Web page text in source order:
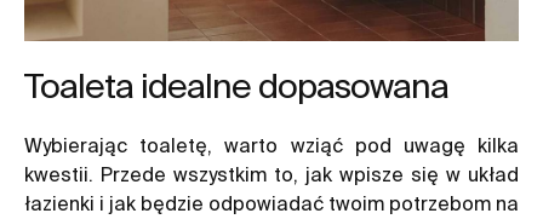
Toaleta idealne dopasowana
Wybierając toaletę, warto wziąć pod uwagę kilka
kwestii. Przede wszystkim to, jak wpisze się w układ
łazienki i jak będzie odpowiadać twoim potrzebom na